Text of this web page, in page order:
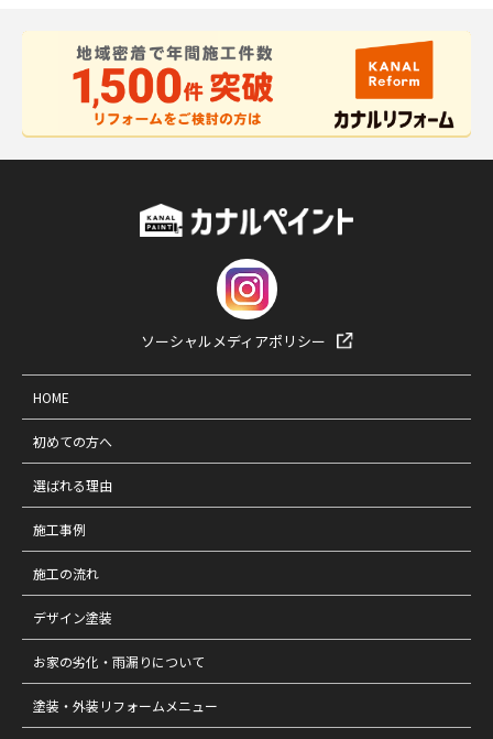
ソーシャルメディアポリシー
HOME
初めての方へ
選ばれる理由
施工事例
施工の流れ
デザイン塗装
お家の劣化・雨漏りについて
塗装・外装リフォームメニュー